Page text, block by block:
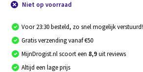
Niet op voorraad
Voor 23:30 besteld, zo snel mogelijk verstuurd!
Gratis verzending vanaf €50
MijnDrogist.nl scoort een 8,9uit reviews
Altijd een lage prijs